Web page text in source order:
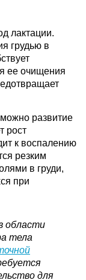
лактации.
грудью в
ее очищения
развитие
рост
к воспалению
резким
в груди,
при
области
тела
для